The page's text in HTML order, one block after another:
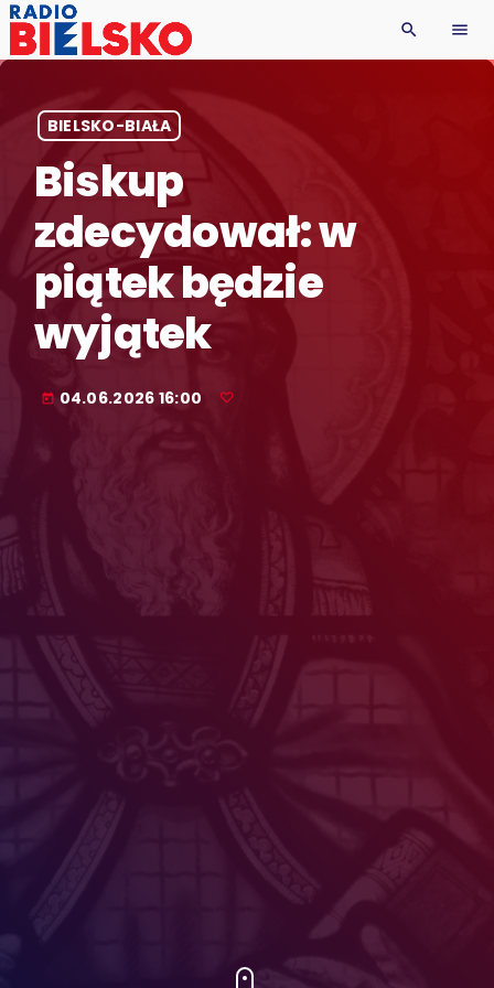
search menu
BIELSKO-BIAŁA
Biskup
zdecydował: w
piątek będzie
wyjątek
today 04.06.2026 16:00